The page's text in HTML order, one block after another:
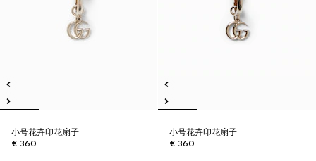
小号花卉印花扇子
€ 360
小号花卉印花扇子
€ 360